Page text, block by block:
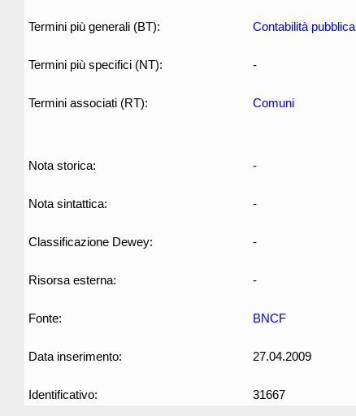
Termini più generali (BT): Contabilità pubblica
Termini più specifici (NT): -
Termini associati (RT): Comuni
Nota storica: -
Nota sintattica: -
Classificazione Dewey: -
Risorsa esterna: -
Fonte: BNCF
Data inserimento: 27.04.2009
Identificativo: 31667